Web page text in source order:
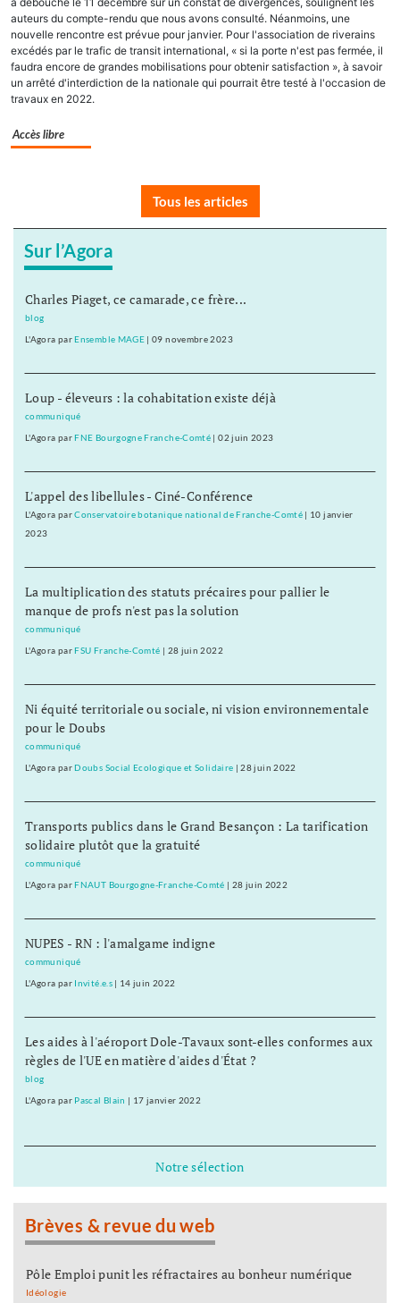
auteurs du compte-rendu que nous avons consulté. Néanmoins, une
nouvelle rencontre est prévue pour janvier. Pour l'association de riverains
excédés par le trafic de transit international, « si la porte n'est pas fermée, il
faudra encore de grandes mobilisations pour obtenir satisfaction », à savoir
un arrêté d'interdiction de la nationale qui pourrait être testé à l'occasion de
travaux en 2022.
Accès libre
Tous les articles
Sur l’Agora
Charles Piaget, ce camarade, ce frère...
blog
L'Agora par Ensemble MAGE |09 novembre 2023
Loup - éleveurs : la cohabitation existe déjà
communiqué
L'Agora par FNE Bourgogne Franche-Comté |02 juin 2023
L'appel des libellules - Ciné-Conférence
L'Agora parConservatoire botanique national de Franche-Comté| 10 janvier
2023
La multiplication des statuts précaires pour pallier le
manque de profs n'est pas la solution
communiqué
L'Agora par FSU Franche-Comté 28 juin 2022
Ni équité territoriale ou sociale, ni vision environnementale
pour le Doubs
communiqué
L'Agora par Doubs Social Ecologique et Solidaire |28 juin 2022
Transports publics dans le Grand Besançon : La tarification
solidaire plutôt que la gratuité
communiqué
L'Agora par FNAUT Bourgogne-Franche-Comté 28 juin 2022
NUPES - RN : l'amalgame indigne
communiqué
L'Agora par Invité.e.s| 14 juin 2022
Les aides à l'aéroport Dole-Tavaux sont-elles conformes aux
règles de l'UE en matière d'aides d'État ?
blog
L'Agora par Pascal Blain 17 janvier 2022
Notre sélection
Brèves & revue du web
Pôle Emploi punit les réfractaires au bonheur numérique
Idéologie